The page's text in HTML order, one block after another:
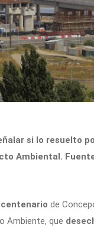
si lo resuelto
Ambiental.
de
Ambiente, que